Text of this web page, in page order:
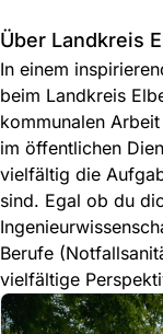
Über Landkreis
In einem
beim Landkreis
kommunalen
im öffentlichen
vielfältig die
sind. Egal ob du
Berufe
vielfältige